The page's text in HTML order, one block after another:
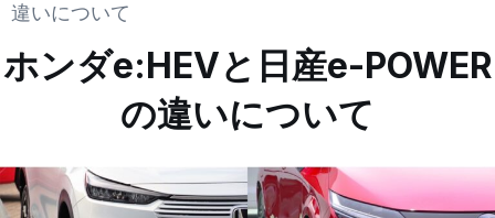
違いについて
ホンダe:HEVと日産e-POWER
の違いについて